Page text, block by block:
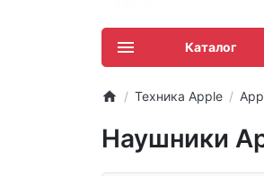
Каталог
Техника Apple
Наушники